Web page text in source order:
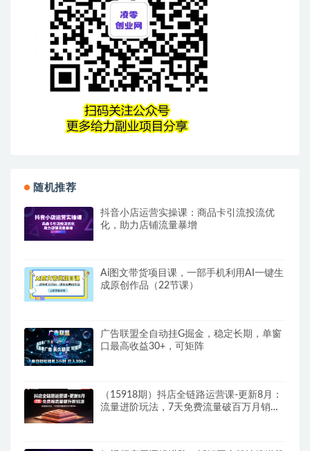
随机推荐
抖音小店运营实操课：商品卡引流投流优
化，助力店铺流量暴增
Ai图文带货项目课，一部手机利用AI一键生
成原创作品（22节课）
广告联盟全自动挂G掘金，稳定长期，单窗
口最高收益30+，可矩阵
（15918期）抖店全链路运营课-更新8月：
流量进阶玩法，7天免费流量破百万月销